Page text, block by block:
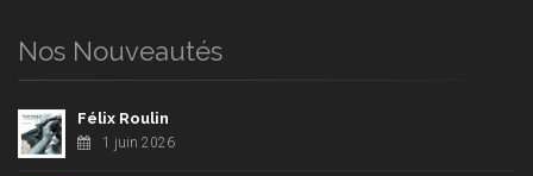
Nos Nouveautés
Félix Roulin
1 juin 2026